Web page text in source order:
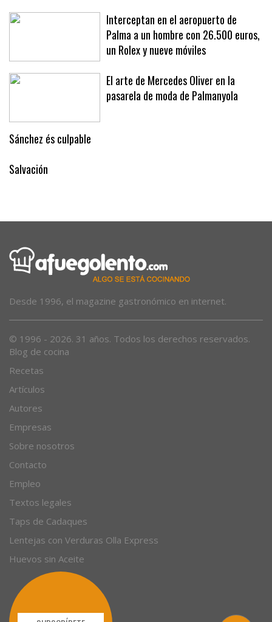
Interceptan en el aeropuerto de
Palma a un hombre con 26.500 euros,
un Rolex y nueve móviles
El arte de Mercedes Oliver en la
pasarela de moda de Palmanyola
Sánchez és culpable
Salvación
Desde 1996, el magazine gastronómico en internet.
© 1996 - 2026. 31 años. Todos los derechos reservados.
Blog de cocina
Recetas
Artículos
Autores
Empresas
Sobre nosotros
Contacto
Empleo
Textos legales
Taps de Cadaques
Lentejas con Verduras Olla Express
Huevos sin Aceite